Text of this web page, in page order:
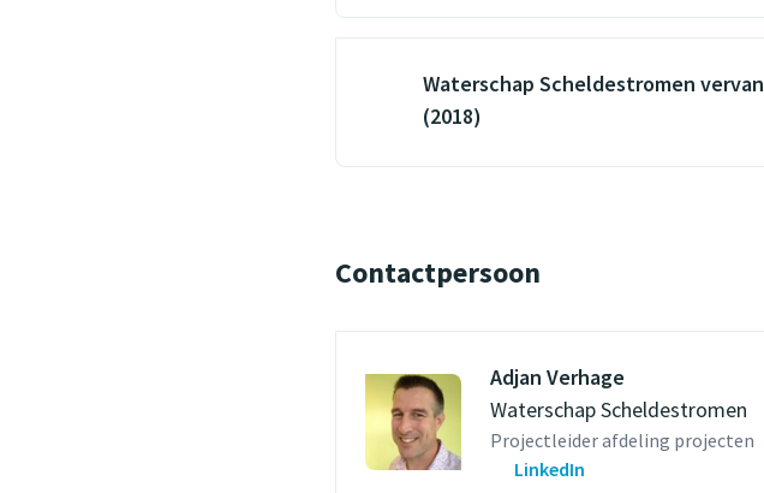
Waterschap Scheldestromen
(2018)
Contactpersoon
Adjan Verhage
Waterschap Scheldestromen
Projectleider afdeling projecten
LinkedIn